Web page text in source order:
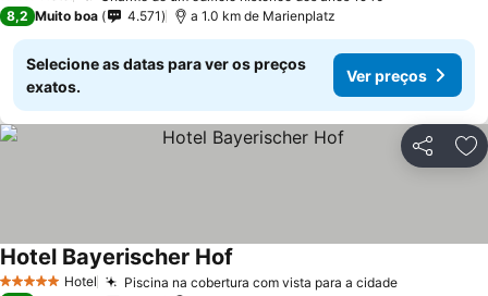
8,2 Muito boa 4.571 a 1.0 km de Marienplatz
Selecione as datas para ver os preços
exatos.
Ver preços
Partilhar
5 Estrelas Hotel Piscina na cobertura com vista para a cidade
Hotel Bayerischer Hof